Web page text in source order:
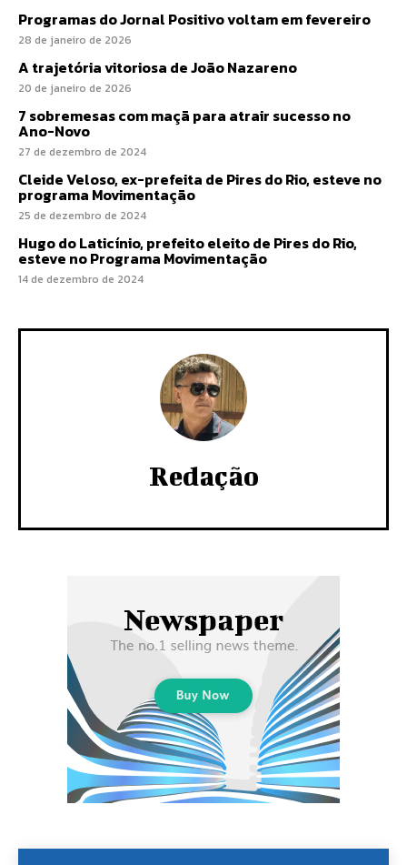
Programas do Jornal Positivo voltam em fevereiro
28 de janeiro de 2026
A trajetória vitoriosa de João Nazareno
20 de janeiro de 2026
7 sobremesas com maçã para atrair sucesso no
Ano-Novo
27 de dezembro de 2024
Cleide Veloso, ex-prefeita de Pires do Rio, esteve no
programa Movimentação
25 de dezembro de 2024
Hugo do Laticínio, prefeito eleito de Pires do Rio,
esteve no Programa Movimentação
14 de dezembro de 2024
Redação